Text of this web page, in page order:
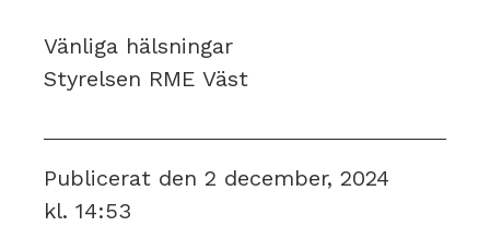
Vänliga hälsningar
Styrelsen RME Väst
Publicerat den 2 december, 2024
kl. 14:53